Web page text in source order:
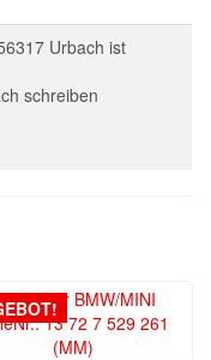
Urbach ist
schreiben